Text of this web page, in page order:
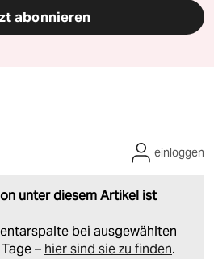
abonnieren
unter diesem Artikel ist
bei ausgewählten
– hier sind sie zu finden.
einloggen